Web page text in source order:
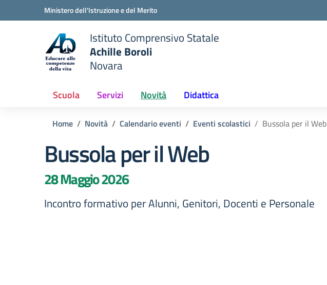
Vai ai contenuti
Vai al menu di navigazioneMinistero dell'Istruzione e del Merito
Istituto Comprensivo Statale
Achille Boroli
Novara
Scuola Servizi Novità Didattica
Home Novità Calendario eventi Eventi scolastici Bussola per il Web
Bussola per il Web
28 Maggio 2026
Incontro formativo per Alunni, Genitori, Docenti e Personale